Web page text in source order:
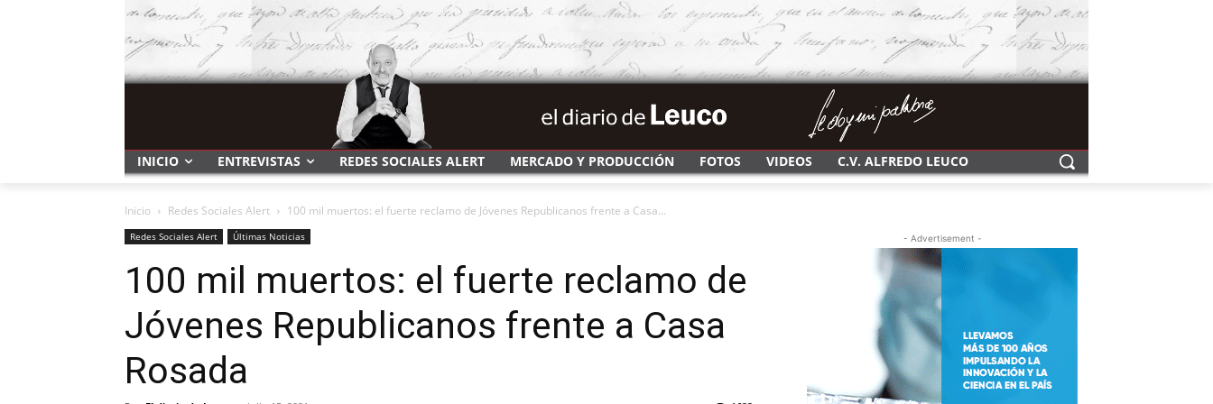
INICIO ENTREVISTAS REDES SOCIALES ALERT MERCADO Y PRODUCCIÓN FOTOS VIDEOS C.V. ALFREDO LEUCO
Inicio Redes Sociales Alert 100 mil muertos: el fuerte reclamo de Jóvenes Republicanos frente a Casa...
Redes Sociales Alert Últimas Noticias
100 mil muertos: el fuerte reclamo de
Jóvenes Republicanos frente a Casa
Rosada
- Advertisement -